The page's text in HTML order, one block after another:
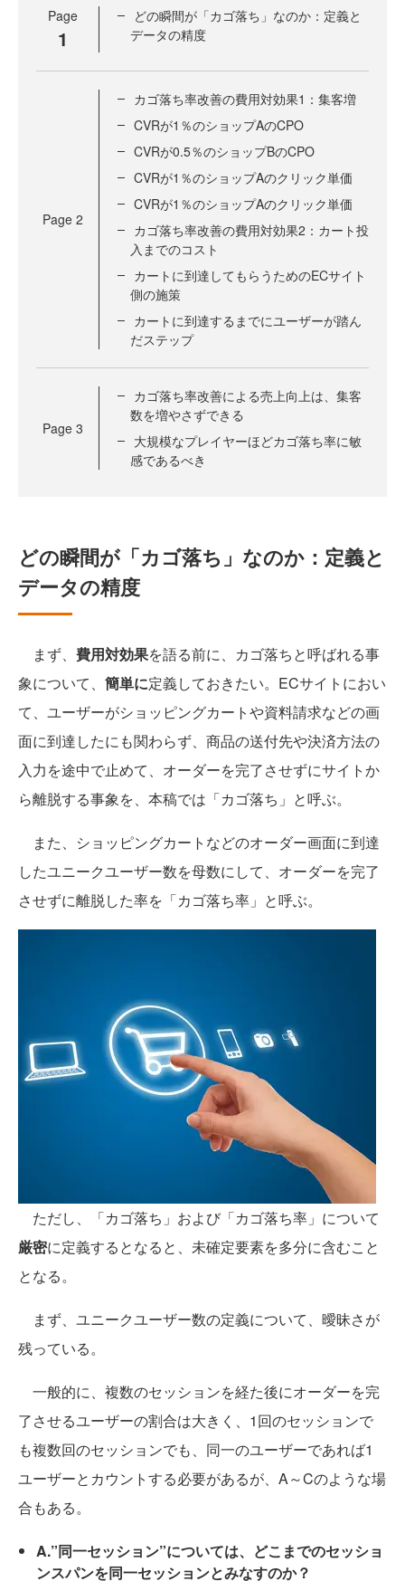
Page
1
どの瞬間が「カゴ落ち」なのか：定義と
データの精度
Page 2
カゴ落ち率改善の費用対効果1：集客増
CVRが1％のショップAのCPO
CVRが0.5％のショップBのCPO
CVRが1％のショップAのクリック単価
CVRが1％のショップAのクリック単価
カゴ落ち率改善の費用対効果2：カート投
入までのコスト
カートに到達してもらうためのECサイト
側の施策
カートに到達するまでにユーザーが踏ん
だステップ
Page 3
カゴ落ち率改善による売上向上は、集客
数を増やさずできる
大規模なプレイヤーほどカゴ落ち率に敏
感であるべき
どの瞬間が「カゴ落ち」なのか：定義と
データの精度
まず、 費用対効果を語る前に、カゴ落ちと呼ばれる事
象について、 簡単に定義しておきたい。ECサイトにおい
て、ユーザーがショッピングカートや資料請求などの画
面に到達したにも関わらず、商品の送付先や決済方法の
入力を途中で止めて、オーダーを完了させずにサイトか
ら離脱する事象を、本稿では「カゴ落ち」と呼ぶ。
また、ショッピングカートなどのオーダー画面に到達
したユニークユーザー数を母数にして、オーダーを完了
させずに離脱した率を「カゴ落ち率」と呼ぶ。
ただし、「カゴ落ち」および「カゴ落ち率」について
厳密に定義するとなると、未確定要素を多分に含むこと
となる。
まず、ユニークユーザー数の定義について、曖昧さが
残っている。
一般的に、複数のセッションを経た後にオーダーを完
了させるユーザーの割合は大きく、1回のセッションで
も複数回のセッションでも、同一のユーザーであれば1
ユーザーとカウントする必要があるが、A～Cのような場
合もある。
A.”同一セッション”については、どこまでのセッショ
ンスパンを同一セッションとみなすのか？